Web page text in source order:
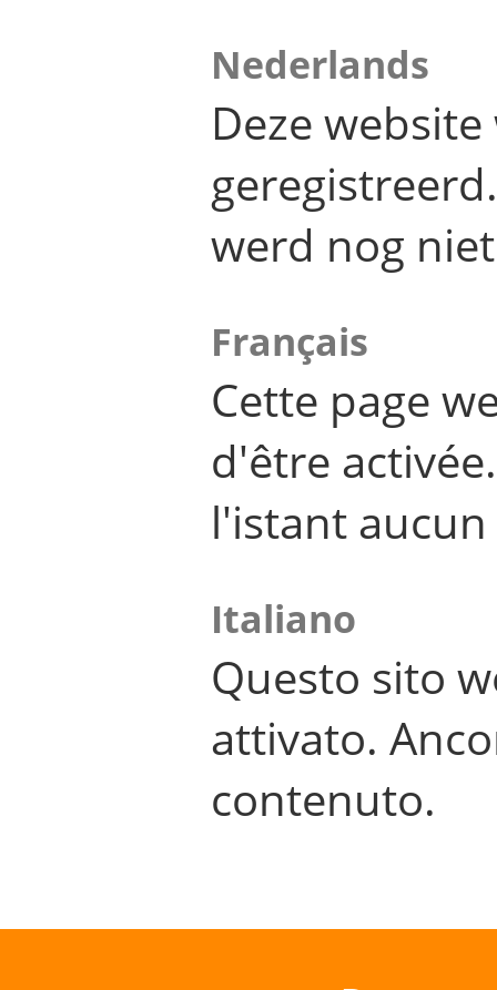
Nederlands
Deze
werd nog
Français
Cette page
d'être
l'istant
Italiano
Questo sito
attivato.
contenuto.